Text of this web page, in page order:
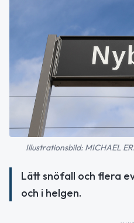
Illustrationsbild: MICHAEL
Lätt snöfall och flera
och i helgen.